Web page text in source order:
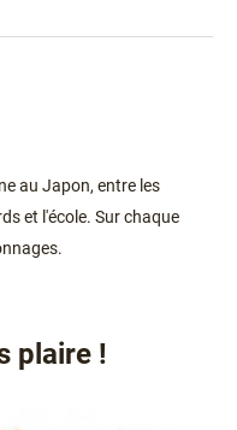
au Japon, entre les
et l'école. Sur chaque
plaire !